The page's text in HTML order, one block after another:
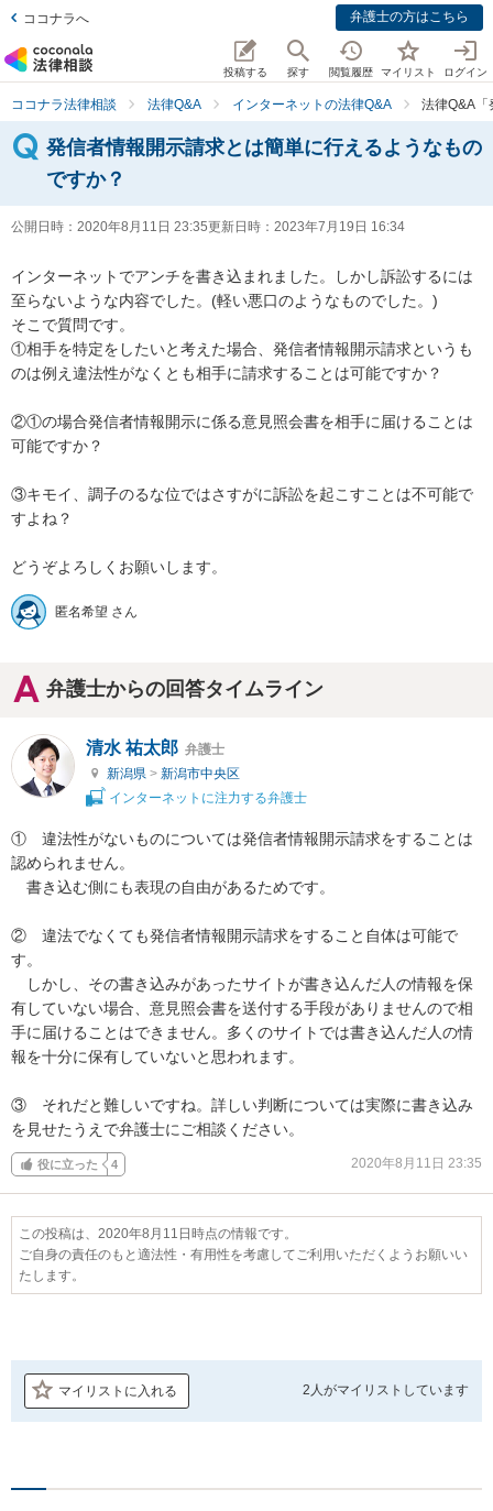
ココナラへ 弁護士の方はこちら
投稿する 探す 閲覧履歴 マイリスト ログイン
ココナラ法律相談 法律Q&A インターネットの法律Q&A 法律Q&A
発信者情報開示請求とは簡単に行えるようなもの
ですか？
公開日時： 2020年8月11日 23:35更新日時： 2023年7月19日 16:34
インターネットでアンチを書き込まれました。しかし訴訟するには
至らないような内容でした。(軽い悪口のようなものでした。)
そこで質問です。
①相手を特定をしたいと考えた場合、発信者情報開示請求というも
のは例え違法性がなくとも相手に請求することは可能ですか？
②①の場合発信者情報開示に係る意見照会書を相手に届けることは
可能ですか？
③キモイ、調子のるな位ではさすがに訴訟を起こすことは不可能で
すよね？
どうぞよろしくお願いします。
匿名希望 さん
弁護士からの回答タイムライン
清水 祐太郎 弁護士
新潟県 > 新潟市中央区
インターネットに注力する弁護士
①　違法性がないものについては発信者情報開示請求をすることは
認められません。
書き込む側にも表現の自由があるためです。
②　違法でなくても発信者情報開示請求をすること自体は可能で
す。
しかし、その書き込みがあったサイトが書き込んだ人の情報を保
有していない場合、意見照会書を送付する手段がありませんので相
手に届けることはできません。多くのサイトでは書き込んだ人の情
報を十分に保有していないと思われます。
③　それだと難しいですね。詳しい判断については実際に書き込み
を見せたうえで弁護士にご相談ください。
役に立った 4 2020年8月11日 23:35
この投稿は、2020年8月11日時点の情報です。
ご自身の責任のもと適法性・有用性を考慮してご利用いただくようお願いい
たします。
マイリストに入れる 2人がマイリストしています